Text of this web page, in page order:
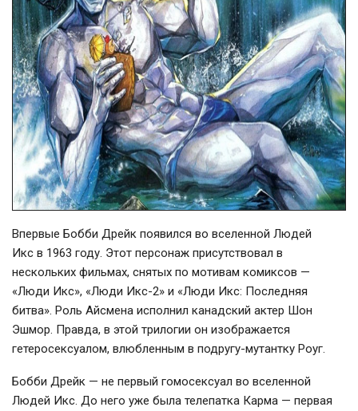
Впервые Бобби Дрейк появился во вселенной Людей
Икс в 1963 году. Этот персонаж присутствовал в
нескольких фильмах, снятых по мотивам комиксов —
«Люди Икс», «Люди Икс-2» и «Люди Икс: Последняя
битва». Роль Айсмена исполнил канадский актер Шон
Эшмор. Правда, в этой трилогии он изображается
гетеросексуалом, влюбленным в подругу-мутантку Роуг.
Бобби Дрейк — не первый гомосексуал во вселенной
Людей Икс. До него уже была телепатка Карма — первая